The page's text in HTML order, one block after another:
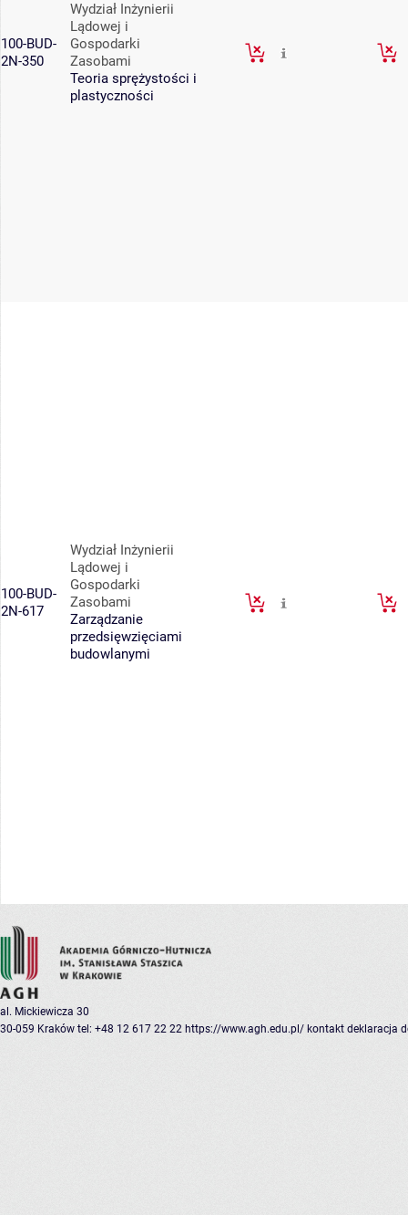
100-BUD-
2N-350
Wydział Inżynierii
Lądowej i
Gospodarki
Zasobami
Teoria sprężystości i
plastyczności
100-BUD-
2N-617
Wydział Inżynierii
Lądowej i
Gospodarki
Zasobami
Zarządzanie
przedsięwzięciami
budowlanymi
al. Mickiewicza 30
30-059 Kraków tel: +48 12 617 22 22 https://www.agh.edu.pl/ kontakt deklaracja